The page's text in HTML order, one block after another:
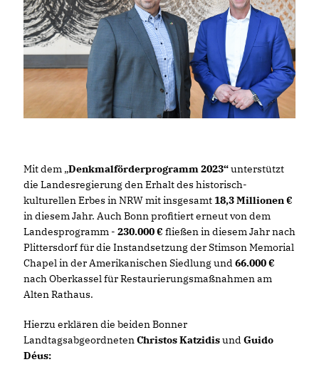
Mit demDenkmalförderprogramm 2023“unterstützt
die Landesregierung den Erhalt des historisch-
kulturellen Erbes in NRW mit insgesamt 18,3 Millionen
in diesem Jahr. Auch Bonn profitiert erneut von dem
Landesprogramm - 230.000 fließen in diesem Jahr nach
Plittersdorf für die Instandsetzung der Stimson Memorial
Chapel in der Amerikanischen Siedlung und 66.000
nach Oberkassel für Restaurierungsmaßnahmen am
Alten Rathaus.
Hierzu erklären die beiden Bonner
LandtagsabgeordnetenChristos Katzidisund Guido
Déus: